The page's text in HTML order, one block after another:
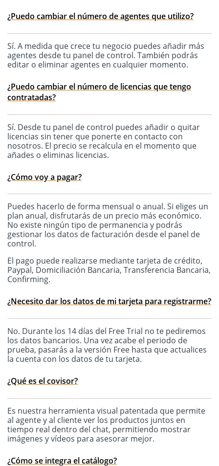
¿Puedo cambiar el número de agentes que utilizo?
Sí. A medida que crece tu negocio puedes añadir más
agentes desde tu panel de control. También podrás
editar o eliminar agentes en cualquier momento.
¿Puedo cambiar el número de licencias que tengo
contratadas?
Sí. Desde tu panel de control puedes añadir o quitar
licencias sin tener que ponerte en contacto con
nosotros. El precio se recalcula en el momento que
añades o eliminas licencias.
¿Cómo voy a pagar?
Puedes hacerlo de forma mensual o anual. Si eliges un
plan anual, disfrutarás de un precio más económico.
No existe ningún tipo de permanencia y podrás
gestionar los datos de facturación desde el panel de
control.
El pago puede realizarse mediante tarjeta de crédito,
Paypal, Domiciliación Bancaria, Transferencia Bancaria,
Confirming.
¿Necesito dar los datos de mi tarjeta para registrarme?
No. Durante los 14 días del Free Trial no te pediremos
los datos bancarios. Una vez acabe el periodo de
prueba, pasarás a la versión Free hasta que actualices
la cuenta con los datos de tu tarjeta.
¿Qué es el covisor?
Es nuestra herramienta visual patentada que permite
al agente y al cliente ver los productos juntos en
tiempo real dentro del chat, permitiendo mostrar
imágenes y vídeos para asesorar mejor.
¿Cómo se integra el catálogo?